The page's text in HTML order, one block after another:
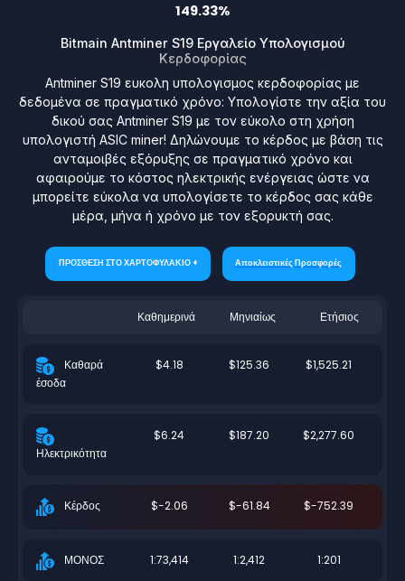
149.33%
Bitmain Antminer S19 Εργαλείο Υπολογισμού
Κερδοφορίας
Antminer S19 ευκολη υπολογισμος κερδοφορίας με
δεδομένα σε πραγματικό χρόνο: Υπολογίστε την αξία του
δικού σας Antminer S19 με τον εύκολο στη χρήση
υπολογιστή ASIC miner! Δηλώνουμε το κέρδος με βάση τις
ανταμοιβές εξόρυξης σε πραγματικό χρόνο και
αφαιρούμε το κόστος ηλεκτρικής ενέργειας ώστε να
μπορείτε εύκολα να υπολογίσετε το κέρδος σας κάθε
μέρα, μήνα ή χρόνο με τον εξορυκτή σας.
ΠΡΟΣΘΕΣΗ ΣΤΟ ΧΑΡΤΟΦΥΛΑΚΙΟ + Αποκλειστικές Προσφορές
Καθημερινά Μηνιαίως Ετήσιος
Καθαρά
έσοδα
$4.18 $125.36 $1,525.21
Ηλεκτρικότητα
$6.24 $187.20 $2,277.60
Κέρδος $-2.06 $-61.84 $-752.39
ΜΟΝΟΣ 1:73,414 1:2,412 1:201